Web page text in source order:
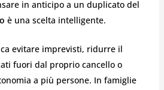
in anticipo a un duplicato del
è una scelta intelligente.
evitare imprevisti, ridurre il
fuori dal proprio cancello o
a più persone. In famiglie